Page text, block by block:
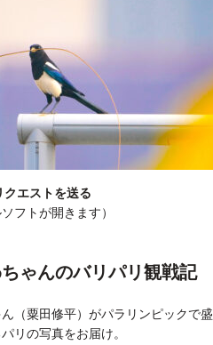
クエストを送る
ソフトが開きます）
ゃんのバリパリ観戦記
（粟田修平）がパラリンピックで盛
リの写真をお届け。